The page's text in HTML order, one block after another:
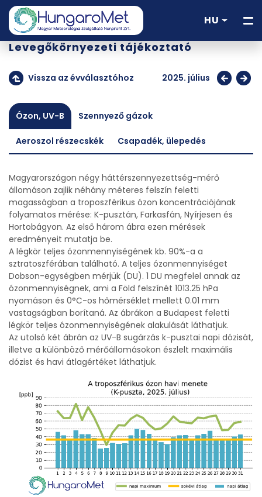
HU
Levegőkörnyezeti tájékoztató
Vissza az évválasztóhoz 2025. július
Ózon, UV-B Szennyező gázok
Aeroszol részecskék Csapadék, ülepedés
Magyarországon négy háttérszennyezettség-mérő
állomáson zajlik néhány méteres felszín feletti
magasságban a troposzférikus ózon koncentrációjának
folyamatos mérése: K-pusztán, Farkasfán, Nyírjesen és
Hortobágyon. Az első három ábra ezen mérések
eredményeit mutatja be.
A légkör teljes ózonmennyiségének kb. 90%-a a
sztratoszférában található. A teljes ózonmennyiséget
Dobson-egységben mérjük (DU). 1 DU megfelel annak az
ózonmennyiségnek, ami a Föld felszínét 1013.25 hPa
nyomáson és 0°C-os hőmérséklet mellett 0.01 mm
vastagságban borítaná. Az ábrákon a Budapest feletti
légkör teljes ózonmennyiségének alakulását láthatjuk.
Az utolsó két ábrán az UV-B sugárzás k-pusztai napi dózisát,
illetve a különböző mérőállomásokon észlelt maximális
dózist és havi átlagértéket láthatjuk.